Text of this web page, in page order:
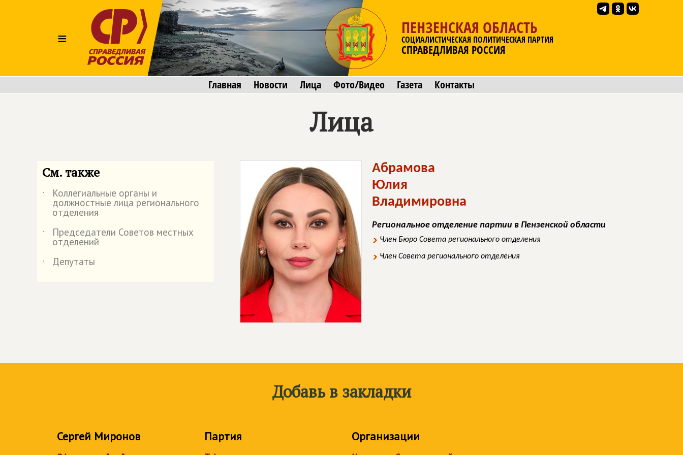
≡
ПЕНЗЕНСКАЯ ОБЛАСТЬ
СОЦИАЛИСТИЧЕСКАЯ ПОЛИТИЧЕСКАЯ ПАРТИЯ
СПРАВЕДЛИВАЯ РОССИЯ
Главная Новости Лица Фото/Видео Газета Контакты
Лица
См. также
˙ Коллегиальные органы и
должностные лица регионального
отделения
˙
Председатели Советов местных
отделений
˙
Депутаты
Абрамова
Юлия
Владимировна
Региональное отделение партии в Пензенской области
Член Бюро Совета регионального отделения
Член Совета регионального отделения
Добавь в закладки
Сергей Миронов Партия Организации